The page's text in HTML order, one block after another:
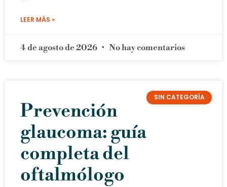
LEER MÁS »
4 de agosto de 2026 No hay comentarios
SIN CATEGORÍA
Prevención
glaucoma: guía
completa del
oftalmólogo